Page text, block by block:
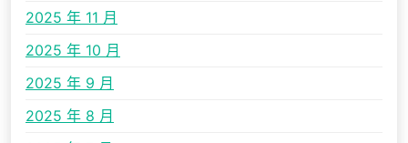
2025 年 11 月
2025 年 10 月
2025 年 9 月
2025 年 8 月